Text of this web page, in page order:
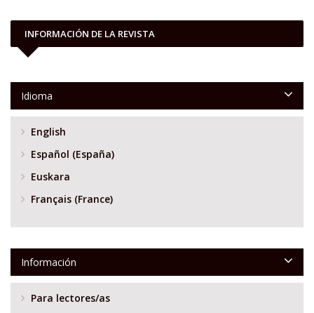
INFORMACIÓN DE LA REVISTA
Idioma
English
Español (España)
Euskara
Français (France)
Información
Para lectores/as